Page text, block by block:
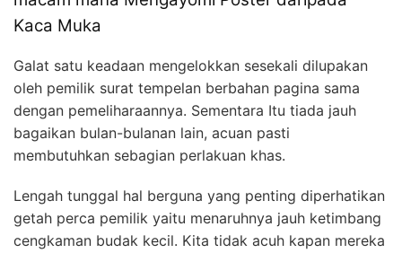
Kaca Muka
Galat satu keadaan mengelokkan sesekali dilupakan
oleh pemilik surat tempelan berbahan pagina sama
dengan pemeliharaannya. Sementara Itu tiada jauh
bagaikan bulan-bulanan lain, acuan pasti
membutuhkan sebagian perlakuan khas.
Lengah tunggal hal berguna yang penting diperhatikan
getah perca pemilik yaitu menaruhnya jauh ketimbang
cengkaman budak kecil. Kita tidak acuh kapan mereka